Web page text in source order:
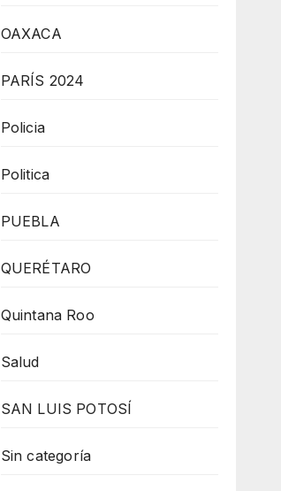
OAXACA
PARÍS 2024
Policia
Politica
PUEBLA
QUERÉTARO
Quintana Roo
Salud
SAN LUIS POTOSÍ
Sin categoría